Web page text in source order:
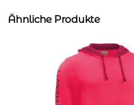
Ähnliche Produkte